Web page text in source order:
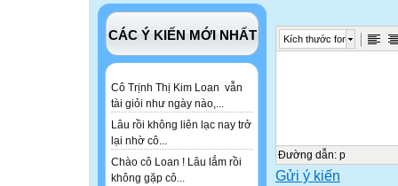
CÁC Ý KIẾN MỚI NHẤT
Cô Trịnh Thị Kim Loan vẫn
tài giỏi như ngày nào,...
Lâu rồi không liên lạc nay trở
lại nhờ cô...
Chào cô Loan ! Lâu lắm rồi
không gặp cô...
Kích thước font
Đường dẫn: p
Gửi ý kiến